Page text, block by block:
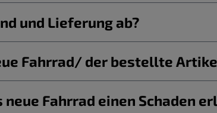
und Lieferung ab?
Fahrrad/ der bestellte
neue Fahrrad einen Schaden